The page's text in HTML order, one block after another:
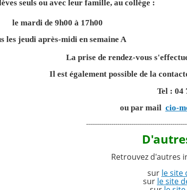
seuls ou avec leur famille, au collège :
le mardi de 9h00 à 17h00
les jeudi après-midi en semaine A
La prise de rendez-vous
Il est également possible de la
Tel : 04
ou par mail cio-
Retrouvez d'autres
sur le site
sur le site